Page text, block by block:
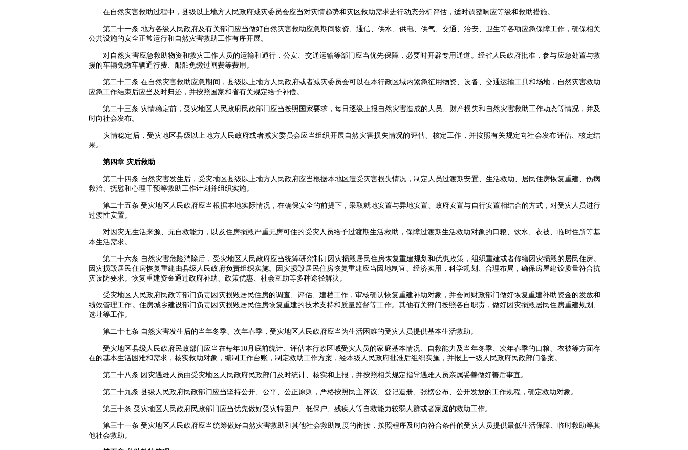
在自然灾害救助过程中，县级以上地方人民政府减灾委员会应当对灾情趋势和灾区救助需求进行动态分析评估，适时调整响应等级和救助措施。
第二十一条 地方各级人民政府及有关部门应当做好自然灾害救助应急期间物资、通信、供水、供电、供气、交通、治安、卫生等各项应急保障工作，确保相关
公共设施的安全正常运行和自然灾害救助工作有序开展。
对自然灾害应急救助物资和救灾工作人员的运输和通行，公安、交通运输等部门应当优先保障，必要时开辟专用通道。经省人民政府批准，参与应急处置与救
援的车辆免缴车辆通行费、船舶免缴过闸费等费用。
第二十二条 在自然灾害救助应急期间，县级以上地方人民政府或者减灾委员会可以在本行政区域内紧急征用物资、设备、交通运输工具和场地，自然灾害救助
应急工作结束后应当及时归还，并按照国家和省有关规定给予补偿。
第二十三条 灾情稳定前，受灾地区人民政府民政部门应当按照国家要求，每日逐级上报自然灾害造成的人员、财产损失和自然灾害救助工作动态等情况，并及
时向社会发布。
灾情稳定后，受灾地区县级以上地方人民政府或者减灾委员会应当组织开展自然灾害损失情况的评估、核定工作，并按照有关规定向社会发布评估、核定结
果。
第四章 灾后救助
第二十四条 自然灾害发生后，受灾地区县级以上地方人民政府应当根据本地区遭受灾害损失情况，制定人员过渡期安置、生活救助、居民住房恢复重建、伤病
救治、抚慰和心理干预等救助工作计划并组织实施。
第二十五条 受灾地区人民政府应当根据本地实际情况，在确保安全的前提下，采取就地安置与异地安置、政府安置与自行安置相结合的方式，对受灾人员进行
过渡性安置。
对因灾无生活来源、无自救能力，以及住房损毁严重无房可住的受灾人员给予过渡期生活救助，保障过渡期生活救助对象的口粮、饮水、衣被、临时住所等基
本生活需求。
第二十六条 自然灾害危险消除后，受灾地区人民政府应当统筹研究制订因灾损毁居民住房恢复重建规划和优惠政策，组织重建或者修缮因灾损毁的居民住房。
因灾损毁居民住房恢复重建由县级人民政府负责组织实施。因灾损毁居民住房恢复重建应当因地制宜、经济实用，科学规划、合理布局，确保房屋建设质量符合抗
灾设防要求。恢复重建资金通过政府补助、政策优惠、社会互助等多种途径解决。
受灾地区人民政府民政等部门负责因灾损毁居民住房的调查、评估、建档工作，审核确认恢复重建补助对象，并会同财政部门做好恢复重建补助资金的发放和
绩效管理工作。住房城乡建设部门负责因灾损毁居民住房恢复重建的技术支持和质量监督等工作。其他有关部门按照各自职责，做好因灾损毁居民住房重建规划、
选址等工作。
第二十七条 自然灾害发生后的当年冬季、次年春季，受灾地区人民政府应当为生活困难的受灾人员提供基本生活救助。
受灾地区县级人民政府民政部门应当在每年10月底前统计、评估本行政区域受灾人员的家庭基本情况、自救能力及当年冬季、次年春季的口粮、衣被等方面存
在的基本生活困难和需求，核实救助对象，编制工作台账，制定救助工作方案，经本级人民政府批准后组织实施，并报上一级人民政府民政部门备案。
第二十八条 因灾遇难人员由受灾地区人民政府民政部门及时统计、核实和上报，并按照相关规定指导遇难人员亲属妥善做好善后事宜。
第二十九条 县级人民政府民政部门应当坚持公开、公平、公正原则，严格按照民主评议、登记造册、张榜公布、公开发放的工作规程，确定救助对象。
第三十条 受灾地区人民政府民政部门应当优先做好受灾特困户、低保户、残疾人等自救能力较弱人群或者家庭的救助工作。
第三十一条 受灾地区人民政府应当统筹做好自然灾害救助和其他社会救助制度的衔接，按照程序及时向符合条件的受灾人员提供最低生活保障、临时救助等其
他社会救助。